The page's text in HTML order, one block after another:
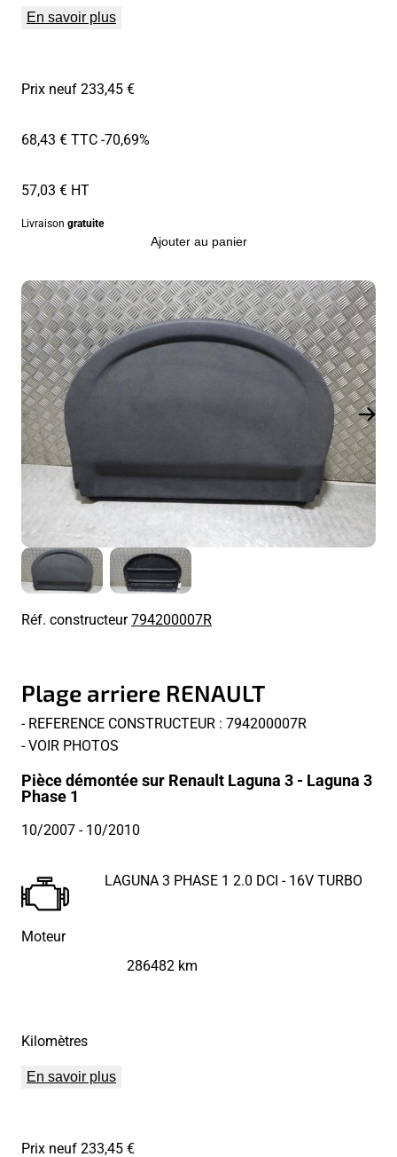
En savoir plus
Prix neuf 233,45 €
68,43 € TTC-70,69%
57,03 € HT
Livraison gratuite
Ajouter au panier
Réf. constructeur794200007R
Plage arriere RENAULT
- REFERENCE CONSTRUCTEUR : 794200007R
- VOIR PHOTOS
Pièce démontée sur Renault Laguna 3 - Laguna 3
Phase 1
10/2007- 10/2010
Moteur
LAGUNA 3 PHASE 1 2.0 DCI - 16V TURBO
Kilomètres
286482 km
En savoir plus
Prix neuf 233,45 €